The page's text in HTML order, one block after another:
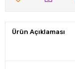
Ürün Açıklaması